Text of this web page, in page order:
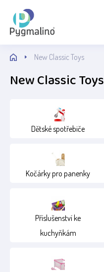
Věk
4+
New Classic Toys
New Classic Toys
Dětské spotřebiče
Kočárky pro panenky
Příslušenství ke
kuchyňkám